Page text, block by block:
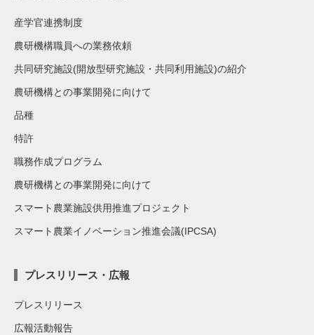
産学官連携制度
農研機構職員への業務依頼
共同研究施設(開放型研究施設・共同利用施設)の紹介
農研機構との事業開発に向けて
品種
特許
職務作成プログラム
農研機構との事業開発に向けて
スマート農業施設供用推進プロジェクト
スマート農業イノベーション推進会議(IPCSA)
プレスリリース・広報
プレスリリース
広報活動報告